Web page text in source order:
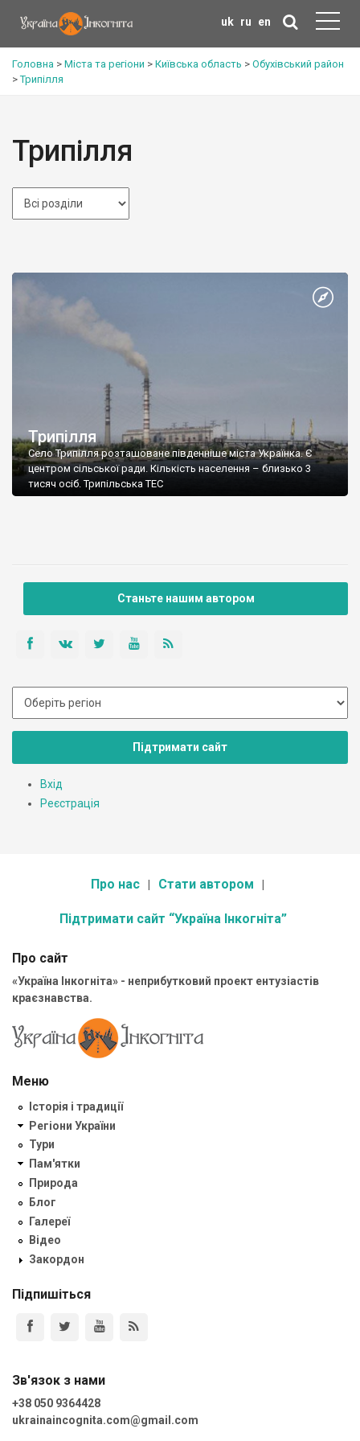
uk ru en
Головна > Міста та регіони > Київська область > Обухівський район
>Трипілля
Трипілля
Трипілля
Село Трипілля розташоване південніше міста Українка. Є
центром сільської ради. Кількість населення – близько 3
тисяч осіб. Трипільська ТЕС
Станьте нашим автором
Підтримати сайт
Вхід
Реєстрація
Про нас Стати автором
Підтримати сайт “Україна Інкогніта”
Про сайт
«Україна Інкогніта» - неприбутковий проект ентузіастів
краєзнавства.
Меню
Історія і традиції
Регіони України
Тури
Пам'ятки
Природа
Блог
Галереї
Відео
Закордон
Підпишіться
Зв'язок з нами
+38 050 9364428
ukrainaincognita.com@gmail.com